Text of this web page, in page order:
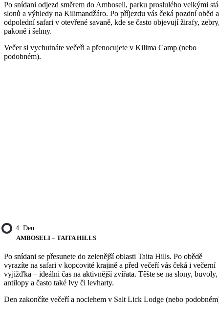
Po snídani odjezd směrem do Amboseli, parku proslulého velkými
slonů a výhledy na Kilimandžáro. Po příjezdu vás čeká pozdní oběd a
odpolední safari v otevřené savaně, kde se často objevují žirafy,
pakoně i šelmy.
Večer si vychutnáte večeři a přenocujete v Kilima Camp (nebo
podobném).
4. Den
AMBOSELI – TAITA HILLS
Po snídani se přesunete do zelenější oblasti Taita Hills. Po obědě
vyrazíte na safari v kopcovité krajině a před večeří vás čeká i večerní
vyjížďka – ideální čas na aktivnější zvířata. Těšte se na slony, buvoly,
antilopy a často také lvy či levharty.
Den zakončíte večeří a noclehem v Salt Lick Lodge (nebo